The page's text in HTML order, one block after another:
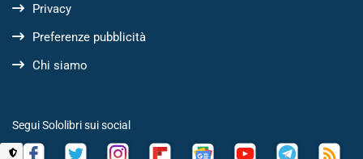
Privacy
Preferenze pubblicità
Chi siamo
Segui Sololibri sui social